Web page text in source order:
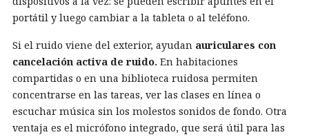
portátil y luego cambiar a la tableta o al teléfono.
Si el ruido viene del exterior, ayudan auriculares con
cancelación activa de ruido. En habitaciones
compartidas o en una biblioteca ruidosa permiten
concentrarse en las tareas, ver las clases en línea o
escuchar música sin los molestos sonidos de fondo. Otra
ventaja es el micrófono integrado, que será útil para las